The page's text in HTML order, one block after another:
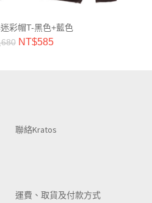
彩帽T-黑色+藍色
NT$585
聯絡Kratos
運費、取貨及付款方式